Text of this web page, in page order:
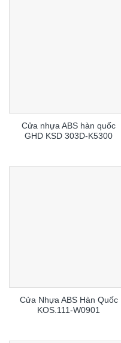
Cửa nhựa ABS hàn quốc
GHD KSD 303D-K5300
Cửa Nhựa ABS Hàn Quốc
KOS.111-W0901